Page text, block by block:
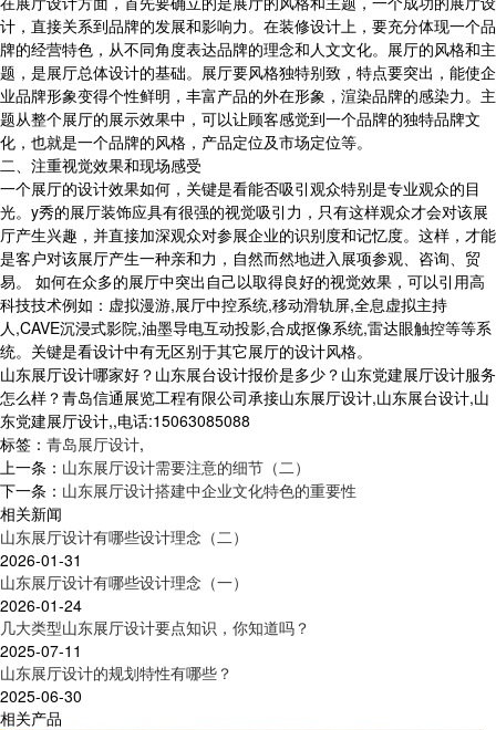
计，直接关系到品牌的发展和影响力。在装修设计上，要充分体现一个品
牌的经营特色，从不同角度表达品牌的理念和人文文化。展厅的风格和主
题，是展厅总体设计的基础。展厅要风格独特别致，特点要突出，能使企
业品牌形象变得个性鲜明，丰富产品的外在形象，渲染品牌的感染力。主
题从整个展厅的展示效果中，可以让顾客感觉到一个品牌的独特品牌文
化，也就是一个品牌的风格，产品定位及市场定位等。
二、注重视觉效果和现场感受
一个展厅的设计效果如何，关键是看能否吸引观众特别是专业观众的目
光。y秀的展厅装饰应具有很强的视觉吸引力，只有这样观众才会对该展
厅产生兴趣，并直接加深观众对参展企业的识别度和记忆度。这样，才能
是客户对该展厅产生一种亲和力，自然而然地进入展项参观、咨询、贸
易。 如何在众多的展厅中突出自己以取得良好的视觉效果，可以引用高
科技技术例如：虚拟漫游,展厅中控系统,移动滑轨屏,全息虚拟主持
人,CAVE沉浸式影院,油墨导电互动投影,合成抠像系统,雷达眼触控等等系
统。关键是看设计中有无区别于其它展厅的设计风格。
山东展厅设计哪家好？山东展台设计报价是多少？山东党建展厅设计服务
怎么样？青岛信通展览工程有限公司承接山东展厅设计,山东展台设计,山
东党建展厅设计,,电话:15063085088
标签： 青岛展厅设计,
上一条： 山东展厅设计需要注意的细节（二）
下一条： 山东展厅设计搭建中企业文化特色的重要性
相关新闻
山东展厅设计有哪些设计理念（二）
2026-01-31
山东展厅设计有哪些设计理念（一）
2026-01-24
几大类型山东展厅设计要点知识，你知道吗？
2025-07-11
山东展厅设计的规划特性有哪些？
2025-06-30
相关产品